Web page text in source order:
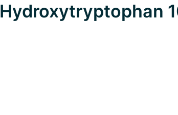
Hydroxytryptophan